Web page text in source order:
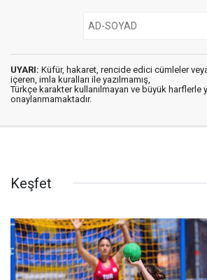
UYARI: Küfür, hakaret, rencide edici cümleler
içeren, imla kuralları ile yazılmamış,
Türkçe karakter kullanılmayan ve büyük harflerle
onaylanmamaktadır.
Keşfet